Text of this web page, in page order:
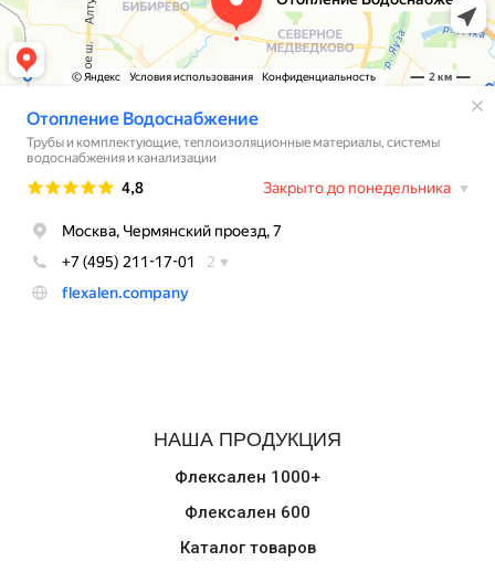
НАША ПРОДУКЦИЯ
Флексален 1000+
Флексален 600
Каталог товаров